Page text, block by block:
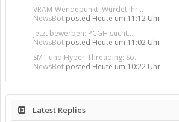
VRAM-Wendepunkt: Würdet ihr...
NewsBot posted Heute um 11:12 Uhr
Jetzt bewerben: PCGH sucht...
NewsBot posted Heute um 11:02 Uhr
SMT und Hyper-Threading: So...
NewsBot posted Heute um 10:22 Uhr
Latest Replies